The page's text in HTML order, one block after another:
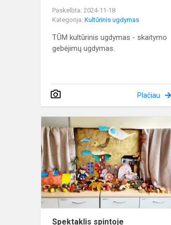
Paskelbta: 2024-11-18
Kategorija: Kultūrinis ugdymas
TŪM kultūrinis ugdymas - skaitymo
gebėjimų ugdymas.
Plačiau
Spektaklis spintoje